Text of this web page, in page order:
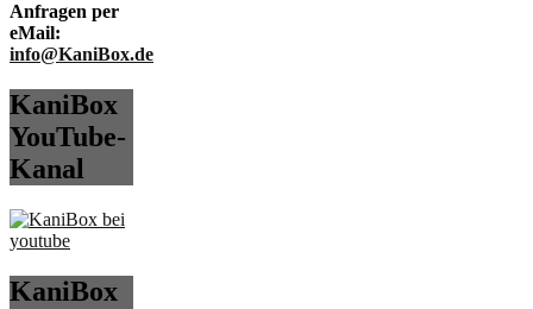
Anfragen per
eMail:
info@KaniBox.de
KaniBox
YouTube-
Kanal
KaniBox